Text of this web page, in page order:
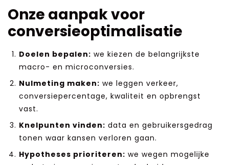
Onze aanpak voor
conversieoptimalisatie
Doelen bepalen: we kiezen de belangrijkste
macro- en microconversies.
Nulmeting maken: we leggen verkeer,
conversiepercentage, kwaliteit en opbrengst
vast.
Knelpunten vinden: data en gebruikersgedrag
tonen waar kansen verloren gaan.
Hypotheses prioriteren: we wegen mogelijke